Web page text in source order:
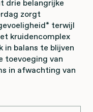
drie belangrijke
zorgt
terwijl
kruidencomplex
in balans te blijven
toevoeging van
in afwachting van